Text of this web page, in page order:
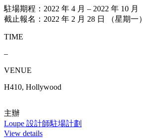
駐場期程：2022 年 4 月 – 2022 年 10 月
截止報名：2022 年 2 月 28 日 （星期一）
TIME
–
VENUE
H410, Hollywood
主辦
Loupe 設計師駐場計劃
View details